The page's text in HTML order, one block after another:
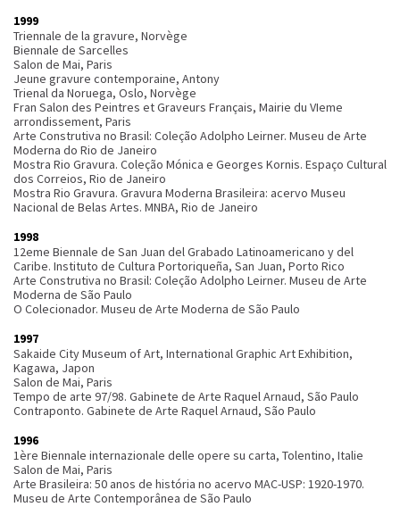
1999
Triennale de la gravure, Norvège
Biennale de Sarcelles
Salon de Mai, Paris
Jeune gravure contemporaine, Antony
Trienal da Noruega, Oslo, Norvège
Fran Salon des Peintres et Graveurs Français, Mairie du VIeme
arrondissement, Paris
Arte Construtiva no Brasil: Coleção Adolpho Leirner. Museu de Arte
Moderna do Rio de Janeiro
Mostra Rio Gravura. Coleção Mónica e Georges Kornis. Espaço Cultural
dos Correios, Rio de Janeiro
Mostra Rio Gravura. Gravura Moderna Brasileira: acervo Museu
Nacional de Belas Artes. MNBA, Rio de Janeiro
1998
12eme Biennale de San Juan del Grabado Latinoamericano y del
Caribe. Instituto de Cultura Portoriqueña, San Juan, Porto Rico
Arte Construtiva no Brasil: Coleção Adolpho Leirner. Museu de Arte
Moderna de São Paulo
O Colecionador. Museu de Arte Moderna de São Paulo
1997
Sakaide City Museum of Art, International Graphic Art Exhibition,
Kagawa, Japon
Salon de Mai, Paris
Tempo de arte 97/98. Gabinete de Arte Raquel Arnaud, São Paulo
Contraponto. Gabinete de Arte Raquel Arnaud, São Paulo
1996
1ère Biennale internazionale delle opere su carta, Tolentino, Italie
Salon de Mai, Paris
Arte Brasileira: 50 anos de história no acervo MAC-USP: 1920-1970.
Museu de Arte Contemporânea de São Paulo